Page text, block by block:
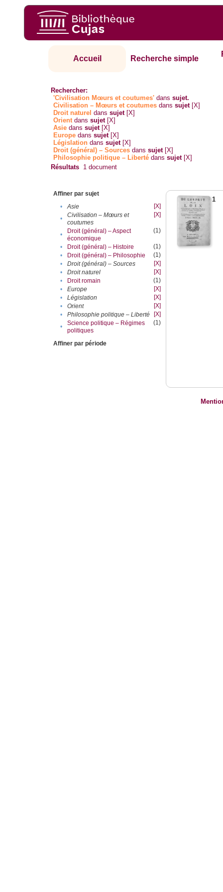
Accueil Recherche simple
Rechercher:
'Civilisation Mœurs et coutumes' danssujet.
Civilisation – Mœurs et coutumes danssujet [X]
Droit naturel danssujet [X]
Orientdanssujet [X]
Asie danssujet [X]
Europe danssujet [X]
Législation danssujet [X]
Droit (général) – Sources danssujet [X]
Philosophie politique – Liberté danssujet [X]
Résultats 1 document
Affiner par sujet
•
Asie
[X]
•
Civilisation – Mœurs et
coutumes
[X]
•
Droit (général) – Aspect
économique
(1)
• Droit (général) – Histoire
(1)
•
Droit (général) – Philosophie
(1)
•
Droit (général) – Sources
[X]
•
Droit naturel
[X]
•
Droit romain
(1)
•
Europe
[X]
•
Législation
[X]
•
Orient
[X]
•
Philosophie politique – Liberté
[X]
•
Science politique – Régimes
politiques
(1)
Affiner par période
1